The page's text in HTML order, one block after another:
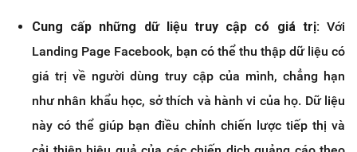
Cung cấp những dữ liệu truy cập có giá trị: Với
Landing Page Facebook, bạn có thể thu thập dữ liệu có
giá trị về người dùng truy cập của mình, chẳng hạn
như nhân khẩu học, sở thích và hành vi của họ. Dữ liệu
này có thể giúp bạn điều chỉnh chiến lược tiếp thị và